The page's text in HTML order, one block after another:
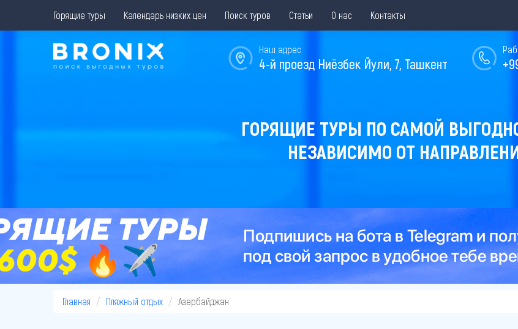
Горящие туры Календарь низких цен Поиск туров Статьи О нас Контакты
Наш адрес
4-й проезд Ниёзбек Йули, 7, Ташкент
ГОРЯЩИЕ ТУРЫ ПО САМОЙ
НЕЗАВИСИМО ОТ
Главная Пляжный отдых Азербайджан